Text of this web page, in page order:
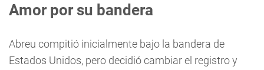
Amor por su bandera
Abreu compitió inicialmente bajo la bandera de
Estados Unidos, pero decidió cambiar el registro y